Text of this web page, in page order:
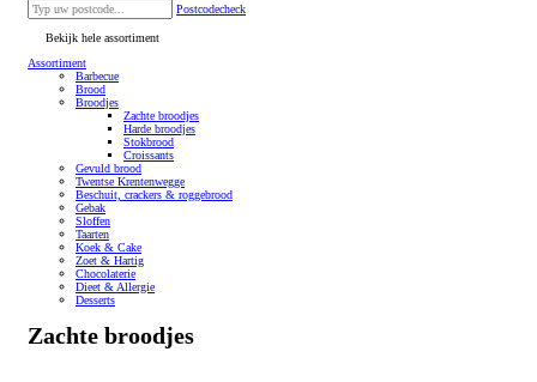
Postcodecheck
Bekijk hele assortiment
Assortiment
Barbecue
Brood
Broodjes
Zachte broodjes
Harde broodjes
Stokbrood
Croissants
Gevuld brood
Twentse Krentenwegge
Beschuit, crackers & roggebrood
Gebak
Sloffen
Taarten
Koek & Cake
Zoet & Hartig
Chocolaterie
Dieet & Allergie
Desserts
Zachte broodjes